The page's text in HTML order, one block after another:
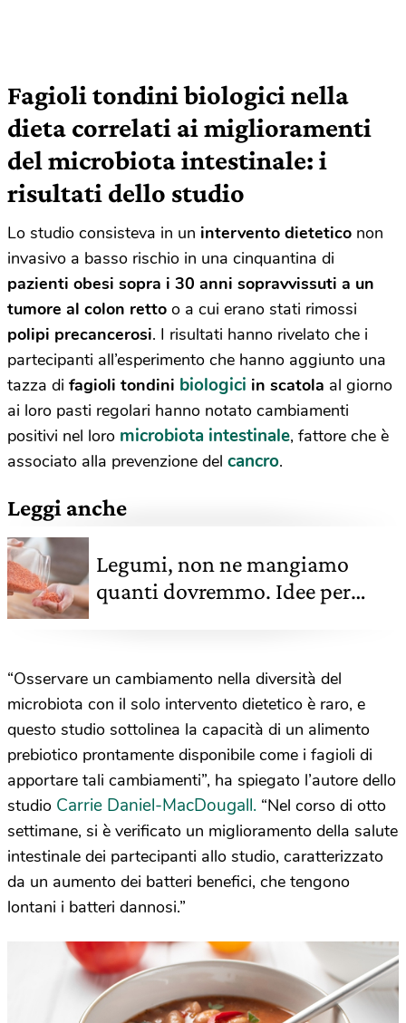
Fagioli tondini biologici nella
dieta correlati ai miglioramenti
del microbiota intestinale: i
risultati dello studio
Lo studio consisteva in un intervento dietetico non
invasivo a basso rischio in una cinquantina di
pazienti obesi sopra i 30 anni sopravvissuti a un
tumore al colon retto o a cui erano stati rimossi
polipi precancerosi. I risultati hanno rivelato che i
partecipanti all’esperimento che hanno aggiunto una
tazza di fagioli tondini biologici in scatola al giorno
ai loro pasti regolari hanno notato cambiamenti
positivi nel loro microbiota intestinale, fattore che è
associato alla prevenzione del cancro.
Leggi anche
Legumi, non ne mangiamo
quanti dovremmo. Idee per
“Osservare un cambiamento nella diversità del
microbiota con il solo intervento dietetico è raro, e
questo studio sottolinea la capacità di un alimento
prebiotico prontamente disponibile come i fagioli di
apportare tali cambiamenti”, ha spiegato l’autore dello
studio Carrie Daniel-MacDougall. “Nel corso di otto
settimane, si è verificato un miglioramento della salute
intestinale dei partecipanti allo studio, caratterizzato
da un aumento dei batteri benefici, che tengono
lontani i batteri dannosi.”